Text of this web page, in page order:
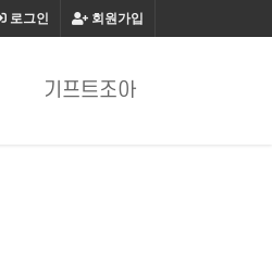
회원가입
로그인
기프트조아